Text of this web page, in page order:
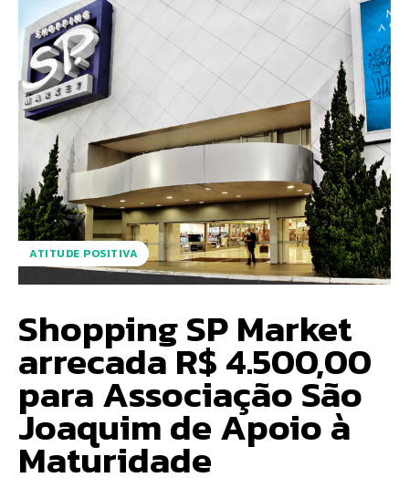
ATITUDE POSITIVA
Shopping SP Market
arrecada R$ 4.500,00
para Associação São
Joaquim de Apoio à
Maturidade